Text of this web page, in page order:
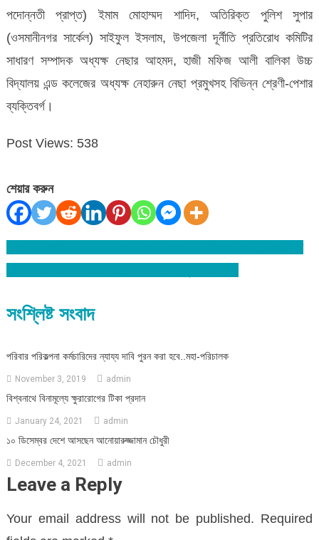
পদোন্নতী প্রাপ্ত) ইমাম মোহাম্মদ শাদিদ, অতিরিক্ত পুলিশ সুপার
(ওসমানীনগর সার্কেল) সাইফুল ইসলাম, উপজেলা দূর্নীতি প্রতিরোধ কমিটির
সাধারণ সম্পাদক অধ্যক্ষ নেছার আহমদ, হাজী মফিজ আলী বালিকা উচ্চ
বিদ্যালয় এন্ড কলেজের অধ্যক্ষ নেহারুন নেছা প্রমুখসহ বিভিন্ন শ্রেণী-পেশার
ব্যক্তিবর্গ।
Post Views: 538
শেয়ার করুন
Post
সংশ্লিষ্ট সংবাদ
পরিবার পরিকল্পনা কর্মচারিদের ন্যায্য দাবি পুরন করা হবে..মহা-পরিচালক
November 3, 2019 admin
বিশ্বনাথে বিনামূল্যে ক্ষুরারোগের টিকা প্রদান
January 24, 2021 admin
১০ ডিসেম্বর দেশে আসছেন আনোয়ারুজ্জামান চৌধুরী
December 4, 2021 admin
Leave a Reply
Your email address will not be published. Required